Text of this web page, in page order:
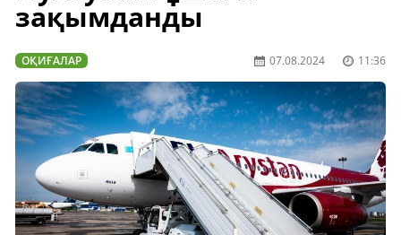
зақымданды
ОҚИҒАЛАР 07.08.2024 11:36